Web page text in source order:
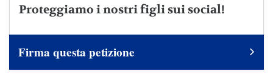
Proteggiamo i nostri figli sui social!
Firma questa petizione